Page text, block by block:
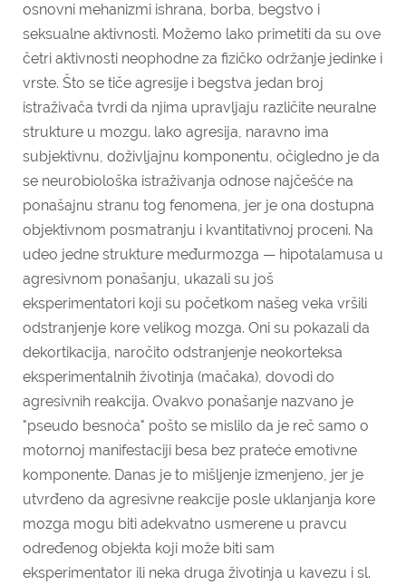
osnovni mehanizmi ishrana, borba, begstvo i
seksualne aktivnosti. Možemo lako primetiti da su ove
četri aktivnosti neophodne za fizičko održanje jedinke i
vrste. Što se tiče agresije i begstva jedan broj
istraživača tvrdi da njima upravljaju različite neuralne
strukture u mozgu. lako agresija, naravno ima
subjektivnu, doživljajnu komponentu, očigledno je da
se neurobiološka istraživanja odnose najčešće na
ponašajnu stranu tog fenomena, jer je ona dostupna
objektivnom posmatranju i kvantitativnoj proceni. Na
udeo jedne strukture međurmozga — hipotalamusa u
agresivnom ponašanju, ukazali su još
eksperimentatori koji su početkom našeg veka vršili
odstranjenje kore velikog mozga. Oni su pokazali da
dekortikacija, naročito odstranjenje neokorteksa
eksperimentalnih životinja (mačaka), dovodi do
agresivnih reakcija. Ovakvo ponašanje nazvano je
"pseudo besnoća" pošto se mislilo da je reč samo o
motornoj manifestaciji besa bez prateće emotivne
komponente. Danas je to mišljenje izmenjeno, jer je
utvrđeno da agresivne reakcije posle uklanjanja kore
mozga mogu biti adekvatno usmerene u pravcu
određenog objekta koji može biti sam
eksperimentator ili neka druga životinja u kavezu i sl.